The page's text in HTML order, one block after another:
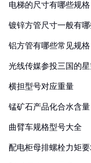
电梯的尺寸有哪些规格
镀锌方管尺寸一般有
铝方管有哪些常见规格
光线传媒参投三国的
横担型号对应重量
锰矿石产品化合水含量
曲臂车规格型号大全
配电柜母排螺栓力矩